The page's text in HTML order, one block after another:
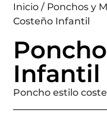
Inicio / Ponchos y
Costeño Infantil
Infantil
Poncho estilo